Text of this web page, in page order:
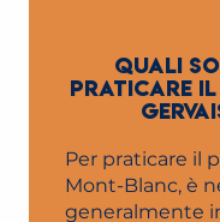
QUALI
PRATICARE
Per praticare il
Mont-Blanc, è
generalmente